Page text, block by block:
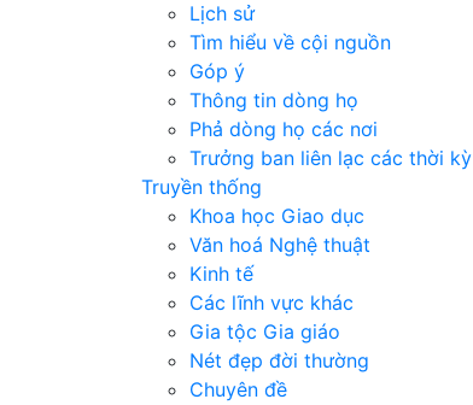
Lịch sử
Tìm hiểu về cội nguồn
Góp ý
Thông tin dòng họ
Phả dòng họ các nơi
Trưởng ban liên lạc các thời kỳ
Truyền thống
Khoa học Giao dục
Văn hoá Nghệ thuật
Kinh tế
Các lĩnh vực khác
Gia tộc Gia giáo
Nét đẹp đời thường
Chuyên đề